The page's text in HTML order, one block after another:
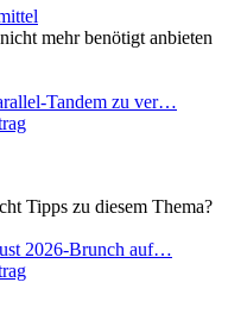
mehr benötigt anbieten
Tandem zu ver…
Tipps zu diesem Thema?
2026-Brunch auf…